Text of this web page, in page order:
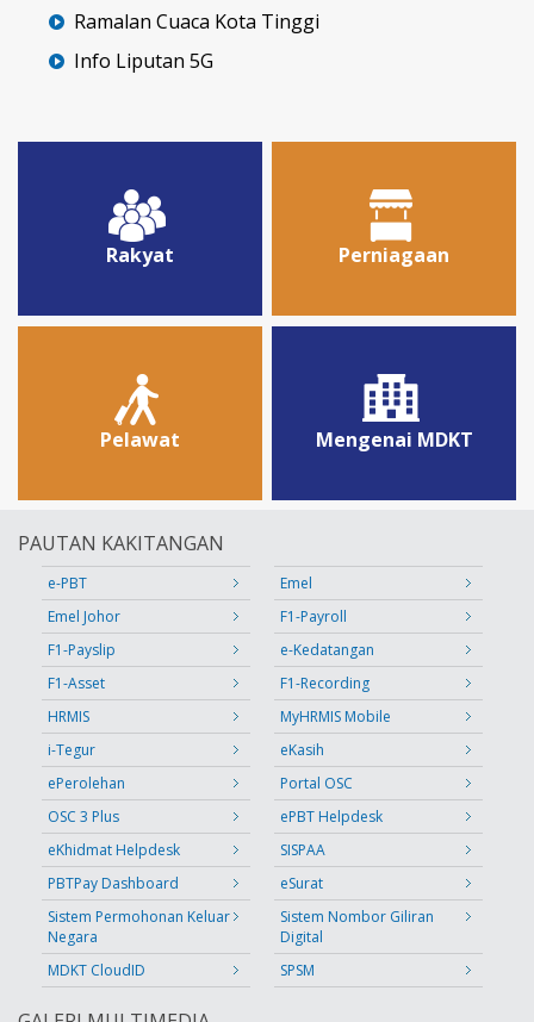
Ramalan Cuaca Kota Tinggi
Info Liputan 5G
Rakyat Perniagaan
Pelawat Mengenai MDKT
PAUTAN KAKITANGAN
e-PBT
Emel
Emel Johor
F1-Payroll
F1-Payslip
e-Kedatangan
F1-Asset
F1-Recording
HRMIS
MyHRMIS Mobile
i-Tegur
eKasih
ePerolehan
Portal OSC
OSC 3 Plus
ePBT Helpdesk
eKhidmat Helpdesk
SISPAA
PBTPay Dashboard
eSurat
Sistem Permohonan Keluar
Negara
Sistem Nombor Giliran
Digital
MDKT CloudID
SPSM